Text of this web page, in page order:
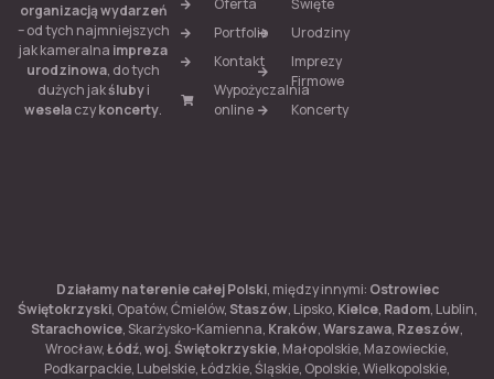
organizacją wydarzeń
– od tych najmniejszych
jak kameralna impreza
urodzinowa, do tych
dużych jakślubyi
weselaczykoncerty.
Portfolio
Kontakt
Wypożyczalnia
online
Urodziny
Imprezy
Firmowe
Koncerty
Działamy na terenie całej Polski, między innymi: Ostrowiec
Świętokrzyski, Opatów, Ćmielów, Staszów, Lipsko, Kielce, Radom, Lublin,
Starachowice, Skarżysko-Kamienna, Kraków,Warszawa, Rzeszów,
Wrocław,Łódź,woj. Świętokrzyskie, Małopolskie, Mazowieckie,
Podkarpackie, Lubelskie, Łódzkie, Śląskie, Opolskie, Wielkopolskie,